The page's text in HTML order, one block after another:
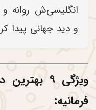
انگلیسی‌ش روانه و
و دید جهانی پیدا
ویژگی ۹
فرمانیه: